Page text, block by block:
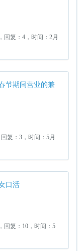
回复：4，时间：2月
节期间营业的兼
回复：3，时间：5月
口活
回复：10，时间：5